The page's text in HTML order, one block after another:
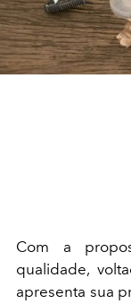
Com a
qualidade,
apresenta sua